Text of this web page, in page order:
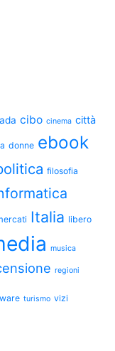
cibo cinema città
donne ebook
filosofia
Italia libero
musica
regioni
turismo vizi